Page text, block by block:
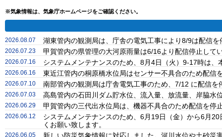
※気象情報は、気象庁ホームページをご確認ください。
2026.08.07 湖東管内の観測局は、庁舎の電気工事により8/9は配信を
2026.07.23 甲賀管内の県管理の大河原雨量は6/16より配信停止して
2026.07.16 システムメンテナンスのため、8月4日（火）9-17時は
2026.06.16 東近江管内の桐原橋水位局はセンサー不具合のため配信
2026.07.10 南部管内の観測局は庁舎電気工事のため、7/12 に配信を
2026.07.03 高島管内の石田川ダム貯水位、流入量、放流量、岸脇水
2026.06.29 甲賀管内の三代出水位局は、機器不具合のため配信を停
2026.06.12
システムメンテナンスのため、6月19日（金）から6月
くお願い致します。
2026.06.05